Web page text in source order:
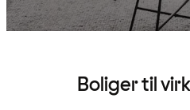
Boliger til